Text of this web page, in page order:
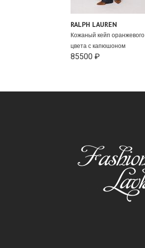
RALPH LAUREN
Кожаный кейп оранжевого
цвета с капюшоном
85500 ₽